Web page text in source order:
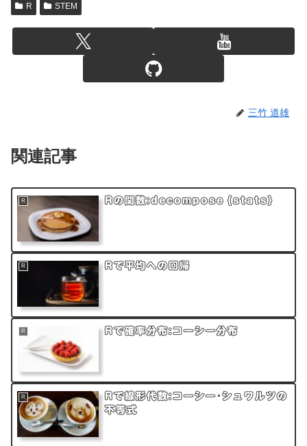
R STEM
三竹 道雄
関連記事
R Rの関数:decompose {stats}
R Rで平均への回帰
R Rで確率分布:コーシー分布
R
Rで線形代数:コーシー･シュワルツの
不等式